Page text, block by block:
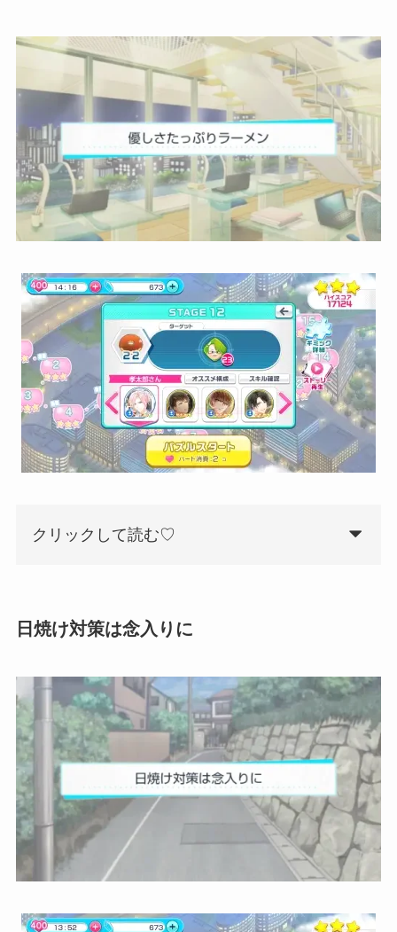
クリックして読む♡
日焼け対策は念入りに